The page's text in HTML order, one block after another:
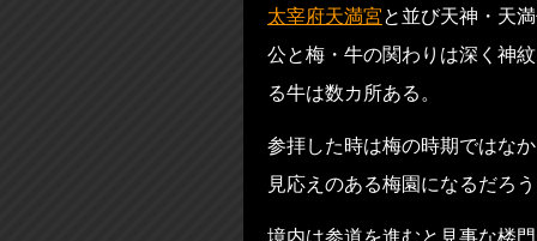
太宰府天満宮と並び天神・天
公と梅・牛の関わりは深く神
る牛は数カ所ある。
参拝した時は梅の時期ではな
見応えのある梅園になるだろ
境内は参道を進むと見事な楼